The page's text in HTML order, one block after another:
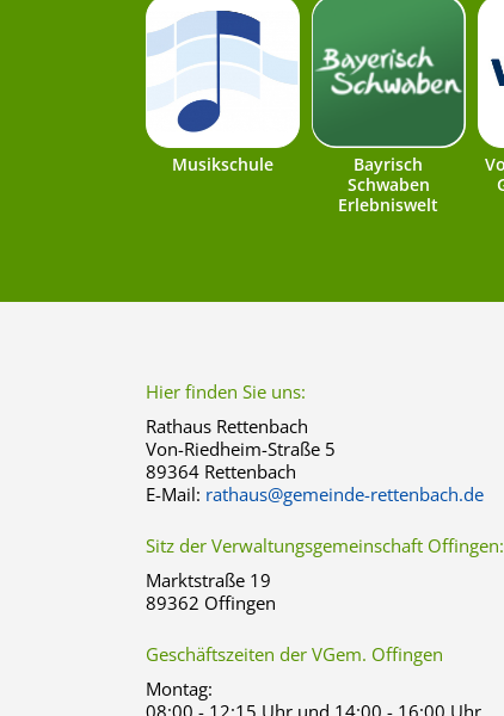
Musikschule
Bayrisch
Schwaben
Erlebniswelt
Hier finden Sie uns:
Rathaus Rettenbach
Von-Riedheim-Straße 5
89364 Rettenbach
E-Mail: rathaus@gemeinde-rettenbach.de
Sitz der Verwaltungsgemeinschaft Offingen:
Marktstraße 19
89362 Offingen
Geschäftszeiten der VGem. Offingen
Montag:
08:00 - 12:15 Uhr und 14:00 - 16:00 Uhr